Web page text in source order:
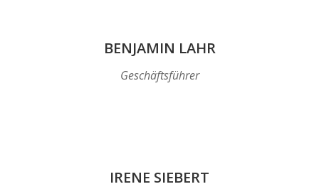
BENJAMIN LAHR
Geschäftsführer
IRENE SIEBERT